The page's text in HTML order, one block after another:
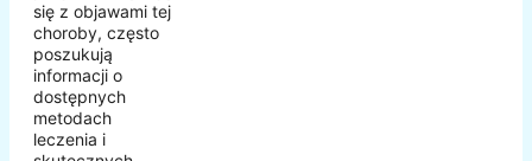
się z objawami tej
choroby, często
poszukują
informacji o
dostępnych
metodach
leczenia i